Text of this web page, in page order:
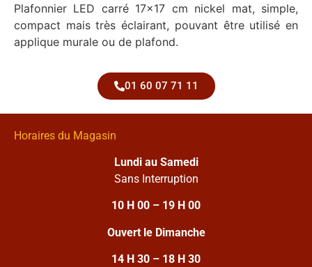
Plafonnier LED carré 17×17 cm nickel mat, simple,
compact mais très éclairant, pouvant être utilisé en
applique murale ou de plafond.
01 60 07 71 11
Horaires du Magasin
Lundi au Samedi
Sans Interruption
10 H 00 – 19 H 00
Ouvert le Dimanche
14 H 30 – 18 H 30